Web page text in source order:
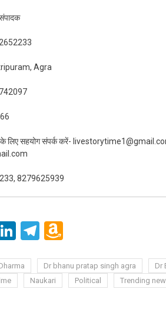
Agra
के लिए सहयोग संपर्क करें-
8279625939
LinkedIn
Telegram
List
Dr bhanu pratap singh agra Dr
Naukari Political Trending new